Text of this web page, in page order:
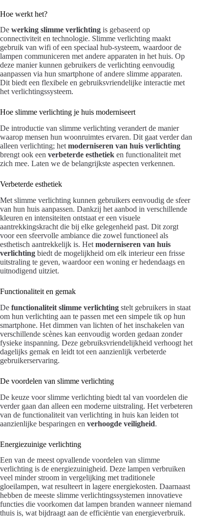
Hoe werkt het?
De werking slimme verlichting is gebaseerd op
connectiviteit en technologie. Slimme verlichting maakt
gebruik van wifi of een speciaal hub-systeem, waardoor de
lampen communiceren met andere apparaten in het huis. Op
deze manier kunnen gebruikers de verlichting eenvoudig
aanpassen via hun smartphone of andere slimme apparaten.
Dit biedt een flexibele en gebruiksvriendelijke interactie met
het verlichtingssysteem.
Hoe slimme verlichting je huis moderniseert
De introductie van slimme verlichting verandert de manier
waarop mensen hun woonruimtes ervaren. Dit gaat verder dan
alleen verlichting; het moderniseren van huis verlichting
brengt ook een verbeterde esthetiek en functionaliteit met
zich mee. Laten we de belangrijkste aspecten verkennen.
Verbeterde esthetiek
Met slimme verlichting kunnen gebruikers eenvoudig de sfeer
van hun huis aanpassen. Dankzij het aanbod in verschillende
kleuren en intensiteiten ontstaat er een visuele
aantrekkingskracht die bij elke gelegenheid past. Dit zorgt
voor een sfeervolle ambiance die zowel functioneel als
esthetisch aantrekkelijk is. Het moderniseren van huis
verlichting biedt de mogelijkheid om elk interieur een frisse
uitstraling te geven, waardoor een woning er hedendaags en
uitnodigend uitziet.
Functionaliteit en gemak
De functionaliteit slimme verlichting stelt gebruikers in staat
om hun verlichting aan te passen met een simpele tik op hun
smartphone. Het dimmen van lichten of het inschakelen van
verschillende scènes kan eenvoudig worden gedaan zonder
fysieke inspanning. Deze gebruiksvriendelijkheid verhoogt het
dagelijks gemak en leidt tot een aanzienlijk verbeterde
gebruikerservaring.
De voordelen van slimme verlichting
De keuze voor slimme verlichting biedt tal van voordelen die
verder gaan dan alleen een moderne uitstraling. Het verbeteren
van de functionaliteit van verlichting in huis kan leiden tot
aanzienlijke besparingen en verhoogde veiligheid.
Energiezuinige verlichting
Een van de meest opvallende voordelen van slimme
verlichting is de energiezuinigheid. Deze lampen verbruiken
veel minder stroom in vergelijking met traditionele
gloeilampen, wat resulteert in lagere energiekosten. Daarnaast
hebben de meeste slimme verlichtingssystemen innovatieve
functies die voorkomen dat lampen branden wanneer niemand
thuis is, wat bijdraagt aan de efficiëntie van energieverbruik.